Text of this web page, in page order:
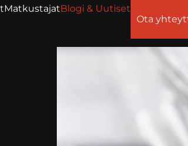
MatkustajatBlogi & Uutiset
Ota